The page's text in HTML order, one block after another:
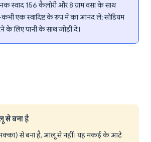
स्वाद 156 कैलोरी और 8 ग्राम वसा के साथ
कभी एक स्वादिष्ट के रूप में का आनंद लें; सोडियम
के लिए पानी के साथ जोड़ी दें।
से बना है
से बना है, आलू से नहीं। यह मकई के आटे